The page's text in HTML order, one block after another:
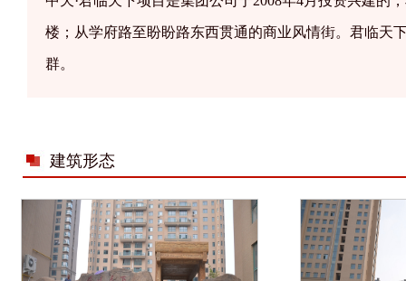
楼；从学府路至盼盼路东西贯通的商业风情街。君临天
群。
建筑形态